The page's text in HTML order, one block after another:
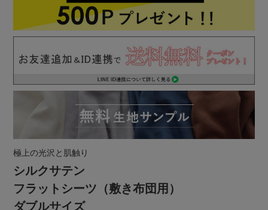
極上の光沢と肌触り
シルクサテン
フラットシーツ（敷き布団用）
ダブルサイズ